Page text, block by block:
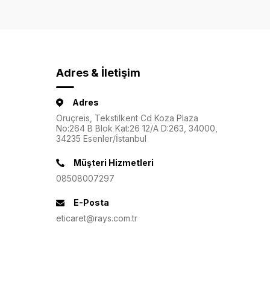
Adres & İletişim
Adres
Oruçreis, Tekstilkent Cd Koza Plaza
No:264 B Blok Kat:26 12/A D:263, 34000,
34235 Esenler/İstanbul
Müşteri Hizmetleri
08508007297
E-Posta
eticaret@rays.com.tr